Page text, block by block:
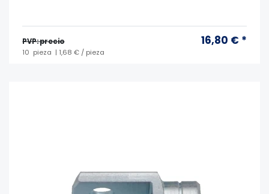
PVP: precio 16,80 € *
10 pieza | 1,68 € / pieza